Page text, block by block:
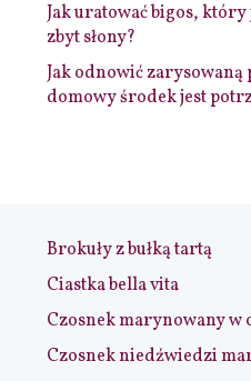
Jak uratować bigos,
zbyt słony?
Jak odnowić zarysowaną
domowy środek jest
Brokuły z bułką tartą
Ciastka bella vita
Czosnek marynowany w
Czosnek niedźwiedzi